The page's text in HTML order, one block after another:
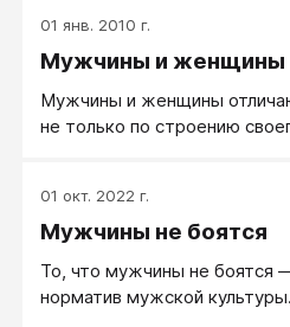
01 янв. 2010 г.
Мужчины и женщины
Мужчины и женщины
не только по строению
01 окт. 2022 г.
Мужчины не боятся
То, что мужчины не боятся
норматив мужской культуры.